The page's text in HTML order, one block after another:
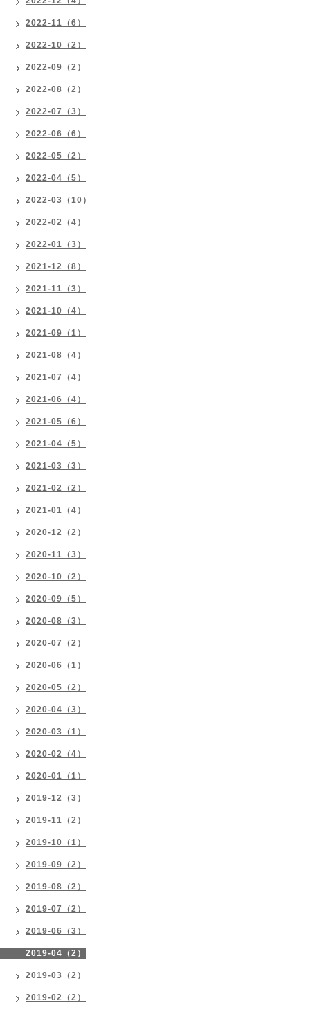
2022-11（6）
2022-10（2）
2022-09（2）
2022-08（2）
2022-07（3）
2022-06（6）
2022-05（2）
2022-04（5）
2022-03（10）
2022-02（4）
2022-01（3）
2021-12（8）
2021-11（3）
2021-10（4）
2021-09（1）
2021-08（4）
2021-07（4）
2021-06（4）
2021-05（6）
2021-04（5）
2021-03（3）
2021-02（2）
2021-01（4）
2020-12（2）
2020-11（3）
2020-10（2）
2020-09（5）
2020-08（3）
2020-07（2）
2020-06（1）
2020-05（2）
2020-04（3）
2020-03（1）
2020-02（4）
2020-01（1）
2019-12（3）
2019-11（2）
2019-10（1）
2019-09（2）
2019-08（2）
2019-07（2）
2019-06（3）
2019-04（2）
2019-03（2）
2019-02（2）